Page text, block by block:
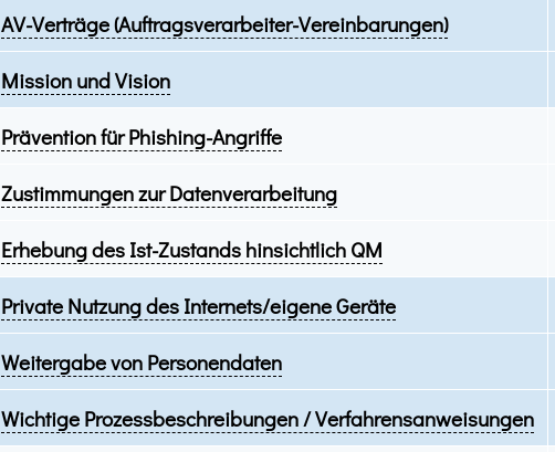
AV-Verträge (Auftragsverarbeiter-Vereinbarungen)
Mission und Vision
Prävention für Phishing-Angriffe
Zustimmungen zur Datenverarbeitung
Erhebung des Ist-Zustands hinsichtlich QM
Private Nutzung des Internets/eigene Geräte
Weitergabe von Personendaten
Wichtige Prozessbeschreibungen / Verfahrensanweisungen